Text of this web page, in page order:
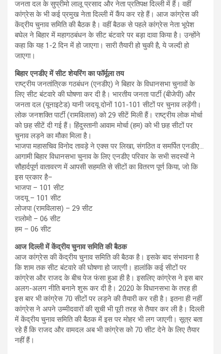
जनता दल के सुप्रीमो लालू प्रसाद और नेता प्रतिपक्ष दिल्ली में हैं। वहीं
कांग्रेस के भी कई प्रमुख नेता दिल्ली में कैंप कर रहे हैं। आज कांग्रेस की
केंद्रीय चुनाव समिति की बैठक है। वहीं बैठक से पहले कांग्रेस नेता भूपेश
बघेल ने बिहार में महागठबंधन के सीट बंटवारे पर बड़ा दावा किया है। उन्होंने
कहा कि यह 1-2 दिन में हो जाएगा। सारी तैयारी हो चुकी है, ये जल्दी हो
जाएगा।
बिहार एनडीए में सीट शेयरिंग का फॉर्मूला तय
राष्ट्रीय जनतांत्रिक गठबंधन (एनडीए) ने बिहार के विधानसभा चुनावों के
लिए सीट बंटवारे की घोषणा कर दी है। भारतीय जनता पार्टी (बीजेपी) और
जनता दल (यूनाइटेड) यानी जदयू दोनों 101-101 सीटों पर चुनाव लड़ेंगी।
लोक जनशक्ति पार्टी (रामविलास) को 29 सीटें मिली हैं। राष्ट्रीय लोक मोर्चा
को छह सीटें दी गई हैं। हिंदुस्तानी आवाम मोर्चा (हम) को भी छह सीटों पर
चुनाव लड़ने का मौका मिला है।
भाजपा महासचिव विनोद तावड़े ने एक्स पर लिखा, संगठित व समर्पित एनडीए…
आगामी बिहार विधानसभा चुनाव के लिए एनडीए परिवार के सभी सदस्यों ने
सौहार्दपूर्ण वातावरण में आपसी सहमति से सीटों का वितरण पूर्ण किया, जो कि
इस प्रकार है–
भाजपा – 101 सीट
जदयू – 101 सीट
लोजपा (रामविलास) – 29 सीट
रालोमो – 06 सीट
हम – 06 सीट
आज दिल्ली में केंद्रीय चुनाव समिति की बैठक
आज कांग्रेस की केंद्रीय चुनाव समिति की बैठक है। इसके बाद संभावना है
कि शाम तक सीट बंटवारे की घोषणा हो जाएगी। हालांकि कई सीटों पर
कांग्रेस और राजद के बीच पेज फंसा हुआ ही है। इसलिए कांग्रेस ने इस बार
अलग-अलग नीति बनाने शुरू कर दी है। 2020 के विधानसभा के तरह ही
इस बार भी कांग्रेस 70 सीटों पर लड़ने की तैयारी कर रही है। इतना ही नहीं
कांग्रेस ने अपने उम्मीदवारों की सूची भी पूरी तरह से तैयार कर ली है। दिल्ली
में केंद्रीय चुनाव समिति की बैठक में इस पर मोहर भी लग जाएगी। सूत्र बता
रहे हैं कि राजद और वामदल अब भी कांग्रेस को 70 सीट देने के लिए तैयार
नहीं हैं।